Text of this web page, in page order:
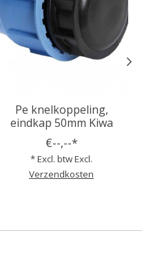
Pe knelkoppeling,
eindkap 50mm Kiwa
€--,--*
* Excl. btw Excl.
Verzendkosten